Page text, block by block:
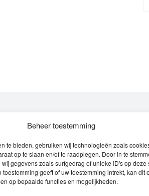
Beheer toestemming
te bieden, gebruiken wij technologieën zoals
op te slaan en/of te raadplegen. Door in te
gegevens zoals surfgedrag of unieke ID's op deze
geeft of uw toestemming intrekt, kan dit
op bepaalde functies en mogelijkheden.
Leroy
de verkoop, het onderhoud
herstellingen van
fietsen en elektro toestellen.